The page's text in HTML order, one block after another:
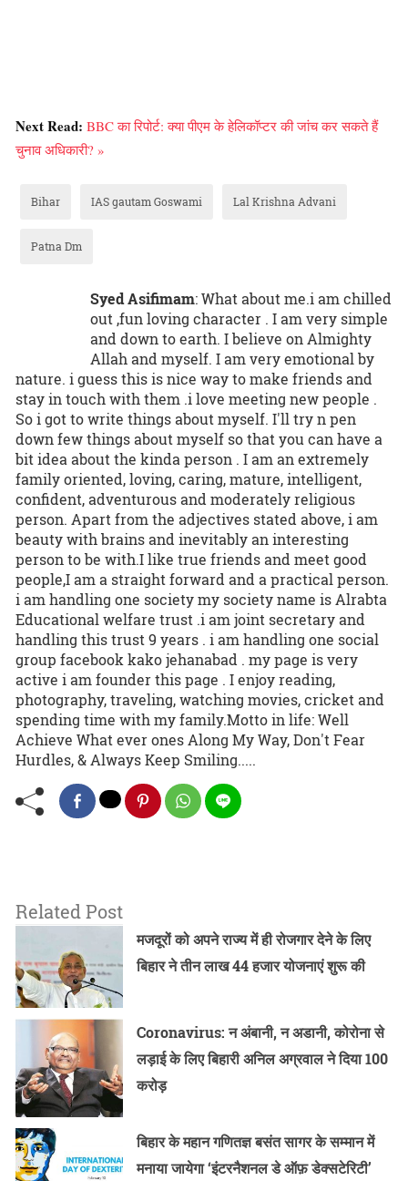
Next Read: BBC का रिपोर्ट: क्या पीएम के हेलिकॉप्टर की जांच कर सकते हैं
चुनाव अधिकारी? »
Bihar IAS gautam Goswami Lal Krishna Advani
Patna Dm
Syed Asifimam: What about me.i am chilled
out ,fun loving character . I am very simple
and down to earth. I believe on Almighty
Allah and myself. I am very emotional by
nature. i guess this is nice way to make friends and
stay in touch with them .i love meeting new people .
So i got to write things about myself. I'll try n pen
down few things about myself so that you can have a
bit idea about the kinda person . I am an extremely
family oriented, loving, caring, mature, intelligent,
confident, adventurous and moderately religious
person. Apart from the adjectives stated above, i am
beauty with brains and inevitably an interesting
person to be with.I like true friends and meet good
people,I am a straight forward and a practical person.
i am handling one society my society name is Alrabta
Educational welfare trust .i am joint secretary and
handling this trust 9 years . i am handling one social
group facebook kako jehanabad . my page is very
active i am founder this page . I enjoy reading,
photography, traveling, watching movies, cricket and
spending time with my family.Motto in life: Well
Achieve What ever ones Along My Way, Don't Fear
Hurdles, & Always Keep Smiling.....
Related Post
मजदूरों को अपने राज्य में ही रोजगार देने के लिए
बिहार ने तीन लाख 44 हजार योजनाएं शुरू की
Coronavirus: न अंबानी, न अडानी, कोरोना से
लड़ाई के लिए बिहारी अनिल अग्रवाल ने दिया 100
करोड़
बिहार के महान गणितज्ञ बसंत सागर के सम्मान में
मनाया जायेगा ‘इंटरनैशनल डे ऑफ़ डेक्सटेरिटी’